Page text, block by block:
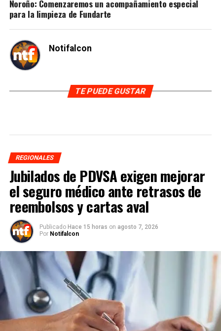
Noroño: Comenzaremos un acompañamiento especial
para la limpieza de Fundarte
Notifalcon
TE PUEDE GUSTAR
REGIONALES
Jubilados de PDVSA exigen mejorar
el seguro médico ante retrasos de
reembolsos y cartas aval
Publicado Hace 15 horas on agosto 7, 2026
Por Notifalcon